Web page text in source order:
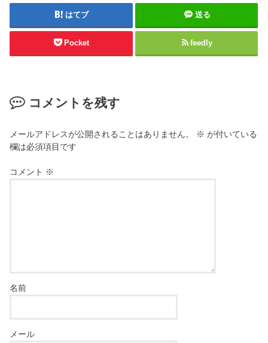
はてブ 送る
Pocket feedly
コメントを残す
メールアドレスが公開されることはありません。 ※ が付いている
欄は必須項目です
コメント ※
名前
メール